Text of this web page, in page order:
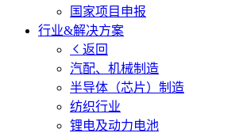
国家项目申报
行业&解决方案
返回
汽配、机械制造
半导体（芯片）制造
纺织行业
锂电及动力电池